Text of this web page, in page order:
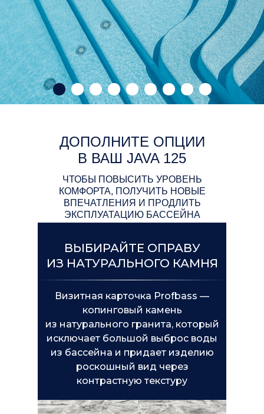
ДОПОЛНИТЕ ОПЦИИ
В ВАШ JAVA 125
ЧТОБЫ ПОВЫСИТЬ УРОВЕНЬ
КОМФОРТА, ПОЛУЧИТЬ НОВЫЕ
ВПЕЧАТЛЕНИЯ И ПРОДЛИТЬ
ЭКСПЛУАТАЦИЮ БАССЕЙНА
ВЫБИРАЙТЕ ОПРАВУ
ИЗ НАТУРАЛЬНОГО КАМНЯ
Визитная карточка Profbass —
копинговый камень
из натурального гранита, который
исключает большой выброс воды
из бассейна и придает изделию
роскошный вид через
контрастную текстуру
ДРУГИЕ БАССЕЙНЫ БРЕНДА
г. Санкт-Петербург,
Арсенальная улица, д. 1
НАШ ОФИС
Работаем ежедневно